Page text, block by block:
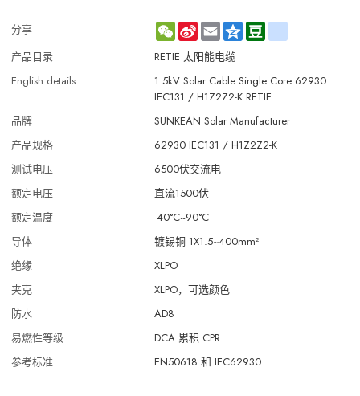
分享 WeChat
Sina
Weibo
Email QzoneDouban
产品目录
RETIE 太阳能电缆
English details
1.5kV Solar Cable Single Core 62930
IEC131 / H1Z2Z2-K RETIE
品牌
SUNKEAN Solar Manufacturer
产品规格
62930 IEC131 / H1Z2Z2-K
测试电压
6500伏交流电
额定电压
直流1500伏
额定温度
-40°C~90°C
导体
镀锡铜 1X1.5~400mm²
绝缘
XLPO
夹克
XLPO，可选颜色
防水
AD8
易燃性等级
DCA 累积 CPR
参考标准
EN50618 和 IEC62930